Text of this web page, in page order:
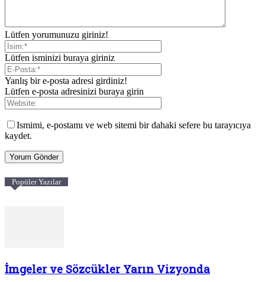
Lütfen yorumunuzu giriniz!
Lütfen isminizi buraya giriniz
Yanlış bir e-posta adresi girdiniz!
Lütfen e-posta adresinizi buraya girin
Ismimi, e-postamı ve web sitemi bir dahaki sefere bu tarayıcıya
kaydet.
Popüler Yazılar
İmgeler ve Sözcükler Yarın Vizyonda